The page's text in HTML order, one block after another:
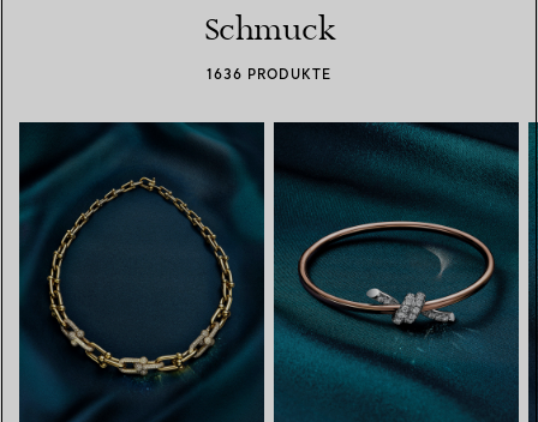
Schmuck
1636 PRODUKTE